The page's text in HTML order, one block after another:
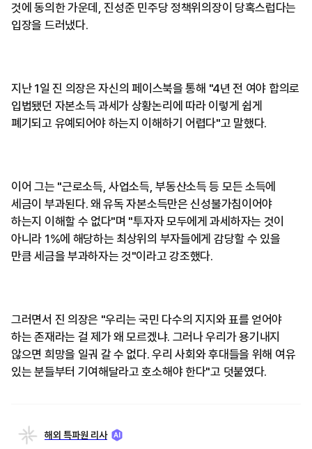
것에 동의한 가운데, 진성준 민주당 정책위의장이 당혹스럽다는
입장을 드러냈다.
지난 1일 진 의장은 자신의 페이스북을 통해 "4년 전 여야 합의로
입법됐던 자본소득 과세가 상황논리에 따라 이렇게 쉽게
폐기되고 유예되어야 하는지 이해하기 어렵다"고 말했다.
이어 그는 "근로소득, 사업소득, 부동산소득 등 모든 소득에
세금이 부과된다. 왜 유독 자본소득만은 신성불가침이어야
하는지 이해할 수 없다"며 "투자자 모두에게 과세하자는 것이
아니라 1%에 해당하는 최상위의 부자들에게 감당할 수 있을
만큼 세금을 부과하자는 것"이라고 강조했다.
그러면서 진 의장은 "우리는 국민 다수의 지지와 표를 얻어야
하는 존재라는 걸 제가 왜 모르겠냐. 그러나 우리가 용기내지
않으면 희망을 일궈 갈 수 없다. 우리 사회와 후대들을 위해 여유
있는 분들부터 기여해달라고 호소해야 한다"고 덧붙였다.
해외 특파원 리사